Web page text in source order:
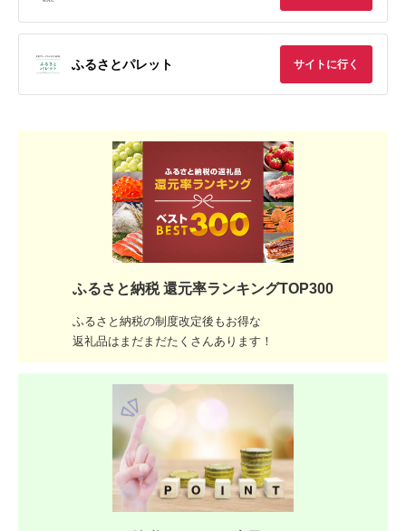
ふるさとパレット サイトに行く
ふるさと納税 還元率ランキングTOP300
ふるさと納税の制度改定後もお得な
返礼品はまだまだたくさんあります！